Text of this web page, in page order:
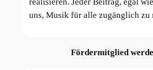
uns, Musik für alle zugänglich zu
Fördermitglied